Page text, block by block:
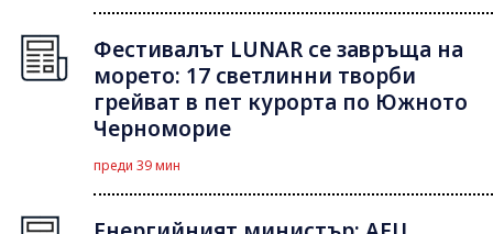
Фестивалът LUNAR се завръща на
морето: 17 светлинни творби
грейват в пет курорта по Южното
Черноморие
преди 39 мин